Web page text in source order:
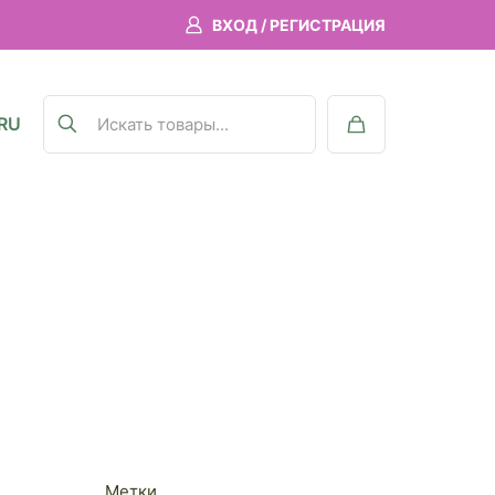
ВХОД / РЕГИСТРАЦИЯ